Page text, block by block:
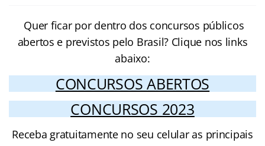
Quer ficar por dentro dos concursos públicos
abertos e previstos pelo Brasil? Clique nos links
abaixo:
CONCURSOS ABERTOS
CONCURSOS 2023
Receba gratuitamente no seu celular as principais